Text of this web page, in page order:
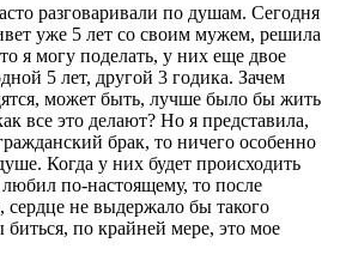
разговаривали по душам. Сегодня
уже 5 лет со своим мужем, решила
я могу поделать, у них еще двое
5 лет, другой 3 годика. Зачем
может быть, лучше было бы жить
все это делают? Но я представила,
брак, то ничего особенно
Когда у них будет происходить
по-настоящему, то после
сердце не выдержало бы такого
биться, по крайней мере, это мое